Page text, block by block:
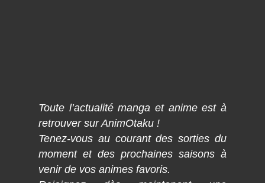
Toute l’actualité manga et anime est à
retrouver sur AnimOtaku !
Tenez-vous au courant des sorties du
moment et des prochaines saisons à
venir de vos animes favoris.